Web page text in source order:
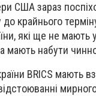
США зараз
крайнього
які ще не
мають набути
BRICS мають